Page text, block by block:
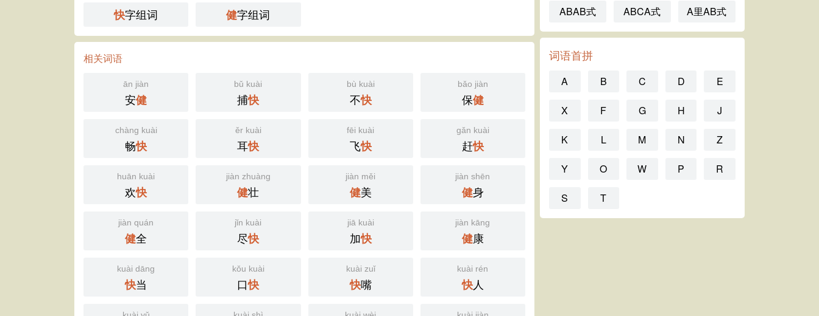
快字组词 健字组词
相关词语
ān jiàn
安健
bǔ kuài
捕快
bù kuài
不快
bǎo jiàn
保健
chàng kuài
畅快
ěr kuài
耳快
fēi kuài
飞快
gǎn kuài
赶快
huān kuài
欢快
jiàn zhuàng
健壮
jiàn měi
健美
jiàn shēn
健身
jiàn quán
健全
jǐn kuài
尽快
jiā kuài
加快
jiàn kāng
健康
kuài dāng
快当
kǒu kuài
口快
kuài zuǐ
快嘴
kuài rén
快人
ABAB式 ABCA式 A里AB式
词语首拼
A B C D E
X F G H J
K L M N Z
Y O W P R
S T